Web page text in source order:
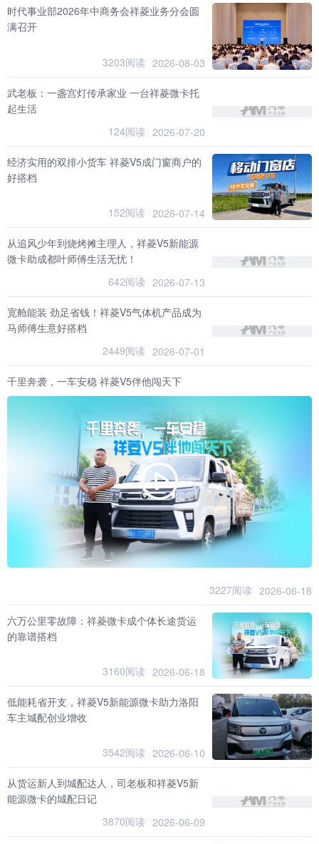
时代事业部2026年中商务会祥菱业务分会圆
满召开
3203阅读 2026-08-03
武老板：一盏宫灯传承家业 一台祥菱微卡托
起生活
124阅读 2026-07-20
经济实用的双排小货车 祥菱V5成门窗商户的
好搭档
152阅读 2026-07-14
从追风少年到烧烤摊主理人，祥菱V5新能源
微卡助成都叶师傅生活无忧！
642阅读 2026-07-13
宽舱能装 劲足省钱！祥菱V5气体机产品成为
马师傅生意好搭档
2449阅读 2026-07-01
千里奔袭，一车安稳 祥菱V5伴他闯天下
3227阅读 2026-06-18
六万公里零故障：祥菱微卡成个体长途货运
的靠谱搭档
3160阅读 2026-06-18
低能耗省开支，祥菱V5新能源微卡助力洛阳
车主城配创业增收
3542阅读 2026-06-10
从货运新人到城配达人，司老板和祥菱V5新
能源微卡的城配日记
3870阅读 2026-06-09